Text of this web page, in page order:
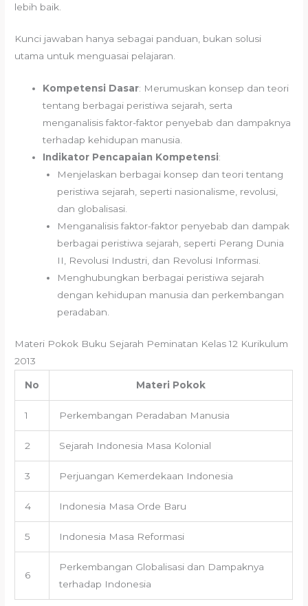
lebih baik.
Kunci jawaban hanya sebagai panduan, bukan solusi
utama untuk menguasai pelajaran.
Kompetensi Dasar: Merumuskan konsep dan teori
tentang berbagai peristiwa sejarah, serta
menganalisis faktor-faktor penyebab dan dampaknya
terhadap kehidupan manusia.
Indikator Pencapaian Kompetensi:
Menjelaskan berbagai konsep dan teori tentang
peristiwa sejarah, seperti nasionalisme, revolusi,
dan globalisasi.
Menganalisis faktor-faktor penyebab dan dampak
berbagai peristiwa sejarah, seperti Perang Dunia
II, Revolusi Industri, dan Revolusi Informasi.
Menghubungkan berbagai peristiwa sejarah
dengan kehidupan manusia dan perkembangan
peradaban.
Materi Pokok Buku Sejarah Peminatan Kelas 12 Kurikulum
2013
No Materi Pokok
1 Perkembangan Peradaban Manusia
2 Sejarah Indonesia Masa Kolonial
3 Perjuangan Kemerdekaan Indonesia
4 Indonesia Masa Orde Baru
5 Indonesia Masa Reformasi
6
Perkembangan Globalisasi dan Dampaknya
terhadap Indonesia